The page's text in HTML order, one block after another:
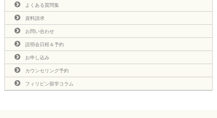
よくある質問集
資料請求
お問い合わせ
説明会日程＆予約
お申し込み
カウンセリング予約
フィリピン留学コラム